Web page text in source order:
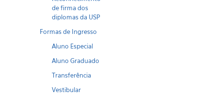
de firma dos
diplomas da USP
Formas de Ingresso
Aluno Especial
Aluno Graduado
Transferência
Vestibular